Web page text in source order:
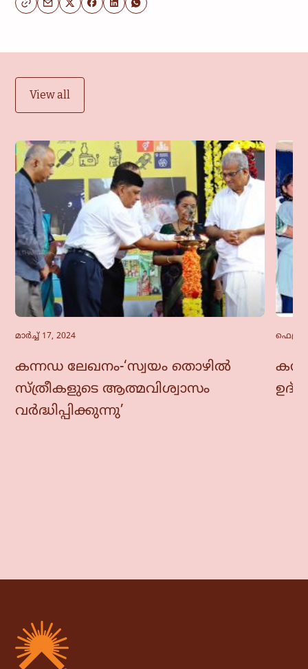
View all
മാർച്ച്‌ 17, 2024
കന്നഡ ലേഖനം-‘സ്വയം തൊഴിൽ
സ്ത്രീകളുടെ ആത്മവിശ്വാസം
വർദ്ധിപ്പിക്കുന്നു’